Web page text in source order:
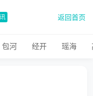
返回首页
包河 经开 瑶海